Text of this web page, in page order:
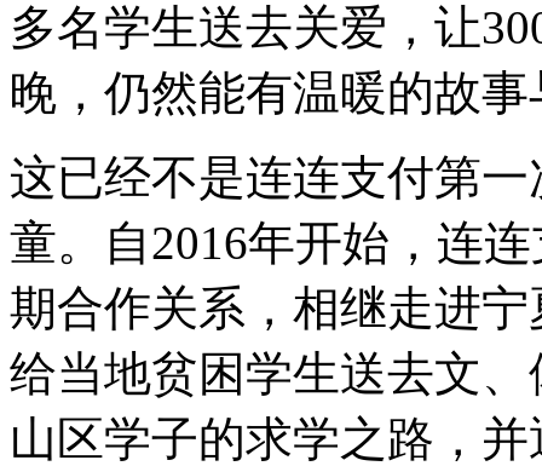
多名学生送去关爱，让
晚，仍然能有温暖的故
这已经不是连连支付第
童。自2016年开始，连
期合作关系，相继走进
给当地贫困学生送去文
山区学子的求学之路，